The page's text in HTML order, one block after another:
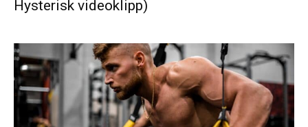
Hysterisk videoklipp)